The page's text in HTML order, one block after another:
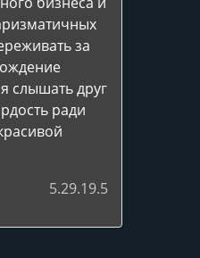
за
слышать друг
ради
5.29.19.5